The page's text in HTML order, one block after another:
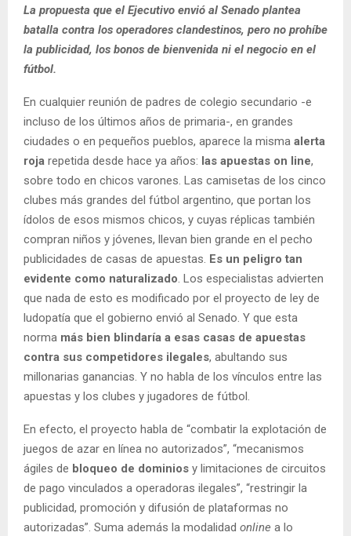
La propuesta que el Ejecutivo envió al Senado plantea
batalla contra los operadores clandestinos, pero no prohíbe
la publicidad, los bonos de bienvenida ni el negocio en el
fútbol.
En cualquier reunión de padres de colegio secundario -e
incluso de los últimos años de primaria-, en grandes
ciudades o en pequeños pueblos, aparece la misma alerta
roja repetida desde hace ya años: las apuestas on line,
sobre todo en chicos varones. Las camisetas de los cinco
clubes más grandes del fútbol argentino, que portan los
ídolos de esos mismos chicos, y cuyas réplicas también
compran niños y jóvenes, llevan bien grande en el pecho
publicidades de casas de apuestas. Es un peligro tan
evidente como naturalizado. Los especialistas advierten
que nada de esto es modificado por el proyecto de ley de
ludopatía que el gobierno envió al Senado. Y que esta
norma más bien blindaría a esas casas de apuestas
contra sus competidores ilegales, abultando sus
millonarias ganancias. Y no habla de los vínculos entre las
apuestas y los clubes y jugadores de fútbol.
En efecto, el proyecto habla de “combatir la explotación de
juegos de azar en línea no autorizados”, “mecanismos
ágiles de bloqueo de dominios y limitaciones de circuitos
de pago vinculados a operadoras ilegales”, “restringir la
publicidad, promoción y difusión de plataformas no
autorizadas”. Suma además la modalidad online a lo